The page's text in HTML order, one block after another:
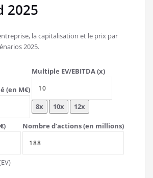
2025
la capitalisation et le prix par
2025.
(en M€)
estimé en millions d’euros
Multiple EV/EBITDA (x)
8x 10x
12x
en millions d’euros (valeur négative si
Nombre d’actions (en millions)